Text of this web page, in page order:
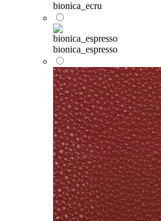
bionica_ecru
bionica_espresso